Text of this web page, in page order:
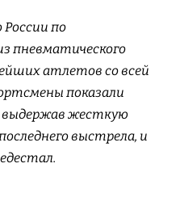
по
пневматического
атлетов со всей
показали
жесткую
выстрела, и